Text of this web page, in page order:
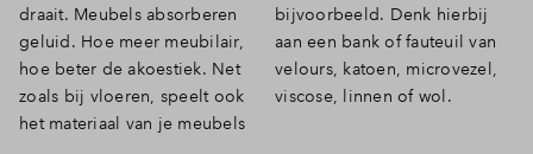
draait. Meubels absorberen
geluid. Hoe meer meubilair,
hoe beter de akoestiek. Net
zoals bij vloeren, speelt ook
het materiaal van je meubels
bijvoorbeeld. Denk hierbij
aan een bank of fauteuil van
velours, katoen, microvezel,
viscose, linnen of wol.